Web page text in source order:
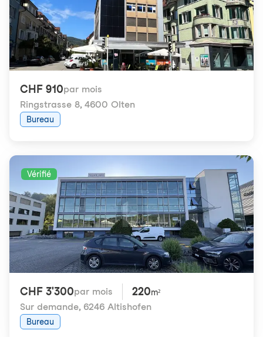
CHF 910par mois
Ringstrasse 8, 4600 Olten
Bureau
Vérifié
CHF 3'300par mois 220m²
Sur demande, 6246 Altishofen
Bureau